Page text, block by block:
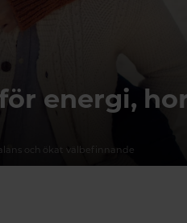
energi,
och ökat välbefinnande